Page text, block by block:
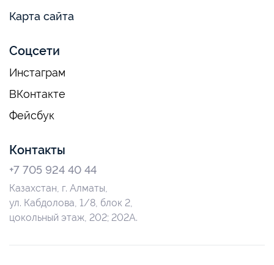
Карта сайта
Соцсети
Инстаграм
ВКонтакте
Фейсбук
Контакты
+7 705 924 40 44
Казахстан, г. Алматы,
ул. Кабдолова, 1/8, блок 2,
цокольный этаж, 202; 202А.